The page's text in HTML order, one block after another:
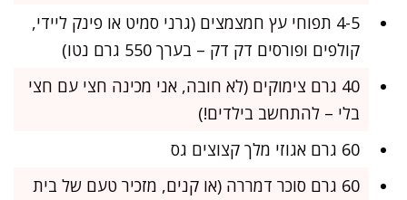
4-5 תפוחי עץ חמצמצים (גרני סמיט או פינק ליידי,
קולפים ופורסים דק דק – בערך 550 גרם נטו)
40 גרם צימוקים (לא חובה, אני מכינה חצי עם חצי
בלי – להתחשב בילדים!)
60 גרם אגוזי מלך קצוצים גס
60 גרם סוכר דמררה (או קנים, מזכיר טעם של בית